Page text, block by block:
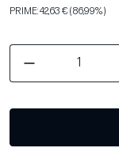
PRIME: 42,63 € (86,99%)